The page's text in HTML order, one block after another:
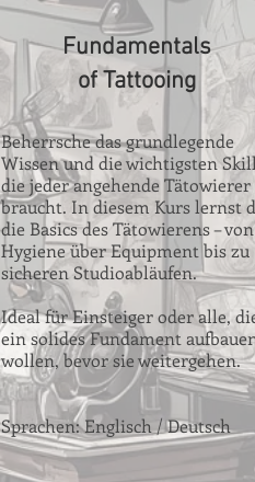
Fundamentals
ofTattooing
Beherrsche das grundlegende
Wissen und die wichtigsten
die jeder angehende Tätowierer
braucht. In diesem Kurs lernst
die Basics des Tätowierens – von
Hygiene über Equipment bis zu
sicheren Studioabläufen.
Ideal für Einsteiger oder alle,
ein solides Fundament
wollen, bevor sie weitergehen.
Sprachen: Englisch / Deutsch